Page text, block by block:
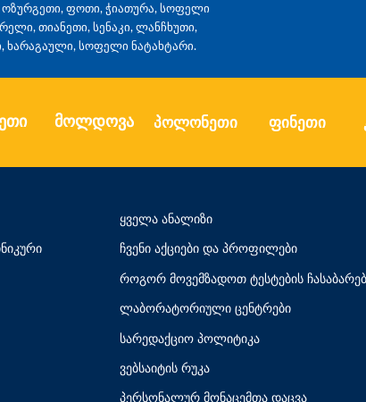
ოზურგეთი, ფოთი, ჭიათურა, სოფელი
თიანეთი, სენაკი, ლანჩხუთი,
ხარაგაული, სოფელი ნატახტარი.
მოლდოვა პოლონეთი ფინეთი
ყველა ანალიზი
ჩვენი აქციები და პროფილები
როგორ მოვემზადოთ ტესტების
ლაბორატორიული ცენტრები
სარედაქციო პოლიტიკა
ვებსაიტის რუკა
პერსონალურ მონაცემთა დაცვა